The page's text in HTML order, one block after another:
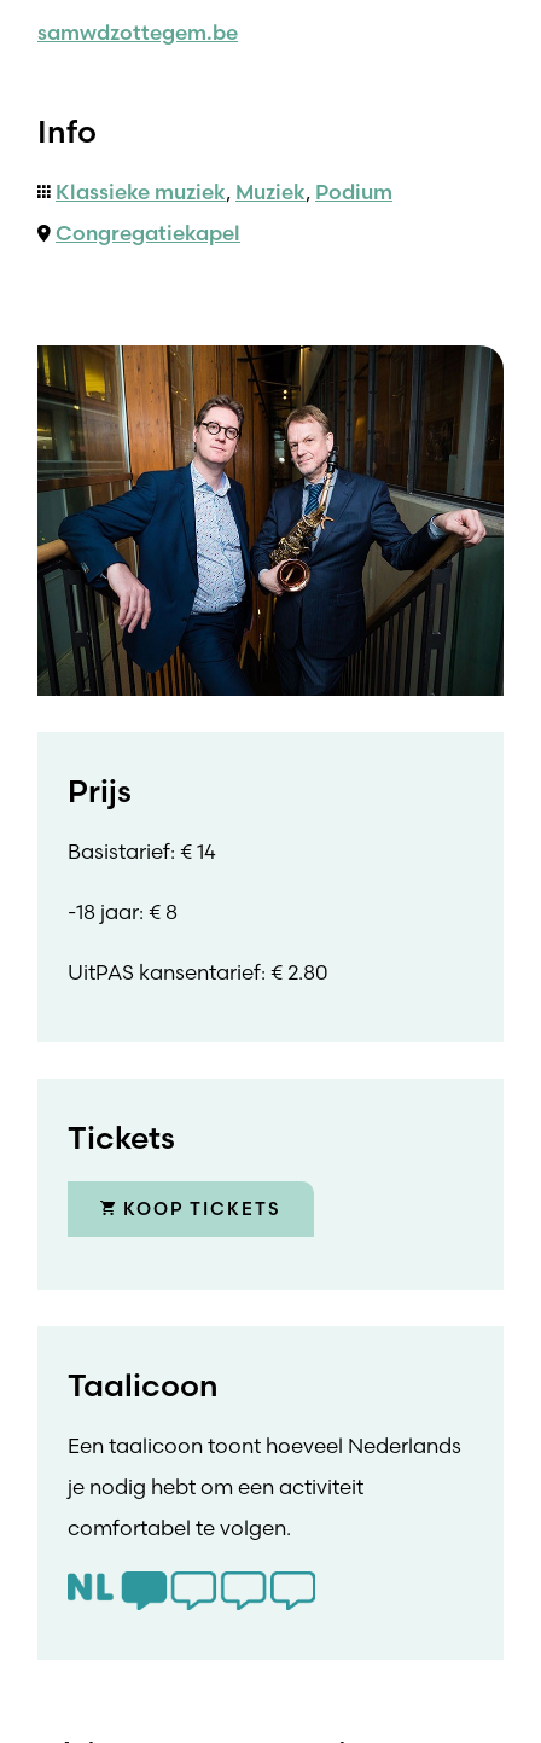
samwdzottegem.be
Info
Klassieke muziek, Muziek, Podium
Congregatiekapel
Prijs
Basistarief: € 14
-18 jaar: € 8
UitPAS kansentarief: € 2.80
Tickets
KOOP TICKETS
Taalicoon
Een taalicoon toont hoeveel Nederlands
je nodig hebt om een activiteit
comfortabel te volgen.